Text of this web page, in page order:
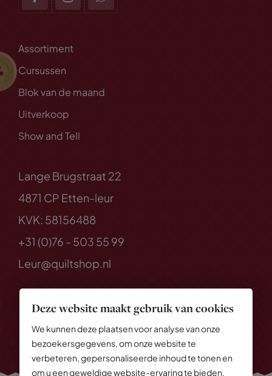
Deze website maakt gebruik van cookies
We kunnen deze plaatsen voor analyse van onze
bezoekersgegevens, om onze website te
verbeteren, gepersonaliseerde inhoud te tonen en
om u een geweldige website-ervaring te bieden.
Assortiment
Cursussen
Blok van de maand
Uitverkoop
Show and Tell
Lange Brugstraat 22
4871 CP Etten-leur
KVK: 58156488
+31 (0)76 - 503 55 99
Leur@quiltshop.nl